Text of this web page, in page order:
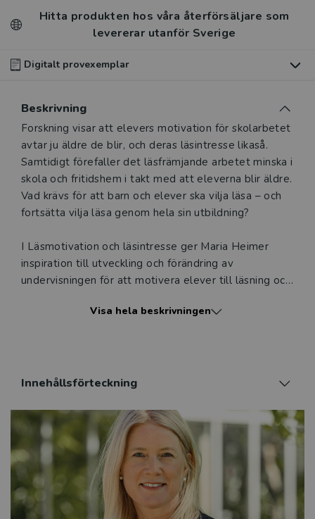
Hitta produkten hos våra återförsäljare som
levererar utanför Sverige
Digitalt provexemplar
digitalt provexemplar av den här produkten
Våra digitala provexemplar tillhandahålls via Studora.se
och ger dig tillgång till boken under 180 dagar. Observera
att erbjudandet endast gäller relevanta produkter för din
undervisning (nivå och ämne) och dig som är verksam i
Sverige. Du kan alltid kontakta vårkundserviceom du
produkten.
Den här produkten kan beställas av lärare
Logga in
Beskrivning
Beskrivning
Forskning visar att elevers motivation för skolarbetet
avtar ju äldre de blir, och deras läsintresse likaså.
Samtidigt förefaller det läsfrämjande arbetet minska i
skola och fritidshem i takt med att eleverna blir äldre.
Vad krävs för att barn och elever ska vilja läsa – och
fortsätta vilja läsa genom hela sin utbildning?
I Läsmotivation och läsintresse ger Maria Heimer
inspiration till utveckling och förändring av
undervisningen för att motivera elever till läsning och
barnen, till hur skola, fritidshem och gymnasie­skola
bli en avgörande faktor för barns och ungas fortsatta
läsintresse.
Boken ger inledningsvis en teoretisk grund om
motivation. Därefter följer kapitel om läsmotivation i
skolåldern, läsintresse i förskolan, läsfrämjande i
Visa hela beskrivningen
Innehållsförteckning